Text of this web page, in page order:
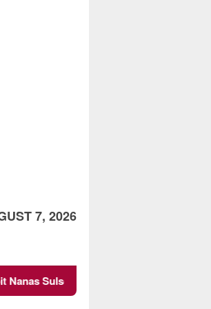
7, 2026
Pemkot Malang Diingatkan